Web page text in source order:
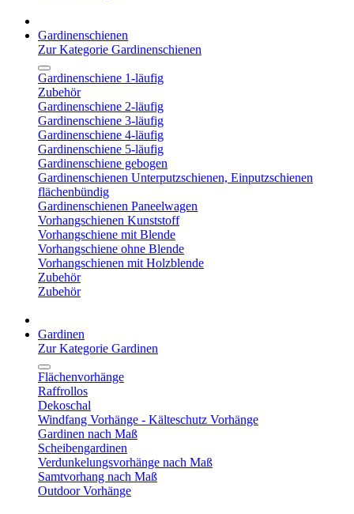
Gardinenschienen
Zur Kategorie Gardinenschienen
Gardinenschiene 1-läufig
Zubehör
Gardinenschiene 2-läufig
Gardinenschiene 3-läufig
Gardinenschiene 4-läufig
Gardinenschiene 5-läufig
Gardinenschiene gebogen
Gardinenschienen Unterputzschienen, Einputzschienen
flächenbündig
Gardinenschienen Paneelwagen
Vorhangschienen Kunststoff
Vorhangschiene mit Blende
Vorhangschiene ohne Blende
Vorhangschienen mit Holzblende
Zubehör
Zubehör
Gardinen
Zur Kategorie Gardinen
Flächenvorhänge
Raffrollos
Dekoschal
Windfang Vorhänge - Kälteschutz Vorhänge
Gardinen nach Maß
Scheibengardinen
Verdunkelungsvorhänge nach Maß
Samtvorhang nach Maß
Outdoor Vorhänge